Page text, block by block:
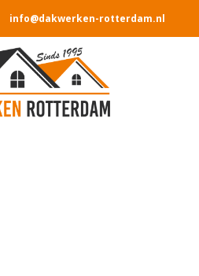
info@dakwerken-rotterdam.nl